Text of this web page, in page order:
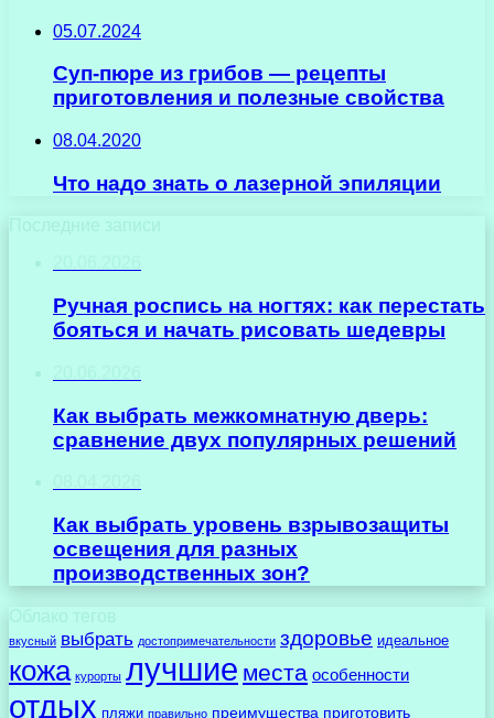
05.07.2024
Суп-пюре из грибов — рецепты
приготовления и полезные свойства
08.04.2020
Что надо знать о лазерной эпиляции
Последние записи
Ручная роспись на ногтях: как перестать
бояться и начать рисовать шедевры
Как выбрать межкомнатную дверь:
сравнение двух популярных решений
Как выбрать уровень взрывозащиты
освещения для разных
производственных зон?
Облако тегов
вкусный выбрать достопримечательности здоровье идеальное
кожа курорты лучшие места особенности
отдых пляжи правильно преимущества приготовить